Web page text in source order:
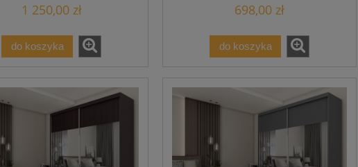
1 250,00 zł
do koszyka
698,00 zł
do koszyka